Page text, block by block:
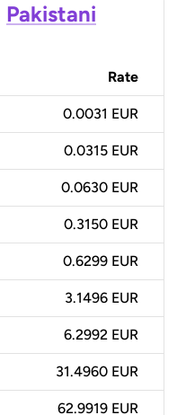
Pakistani
Rate
0.0031 EUR
0.0315 EUR
0.0630 EUR
0.3150 EUR
0.6299 EUR
3.1496 EUR
6.2992 EUR
31.4960 EUR
62.9919 EUR